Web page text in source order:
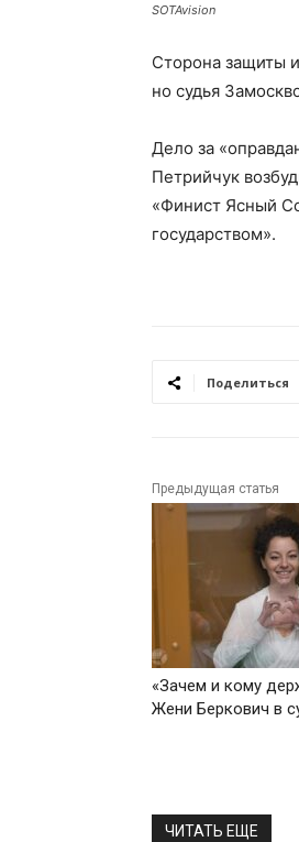
SOTAvision
Сторона защиты
но судья
Дело за
Петрийчук
«Финист Ясный
государством».
Поделиться
Предыдущая статья
«Зачем и кому
Жени Беркович в
ЧИТАТЬ ЕЩЕ